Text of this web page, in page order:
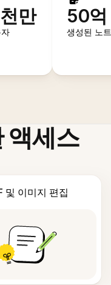
만 50억
생성된 노트
액세스
및 이미지 편집